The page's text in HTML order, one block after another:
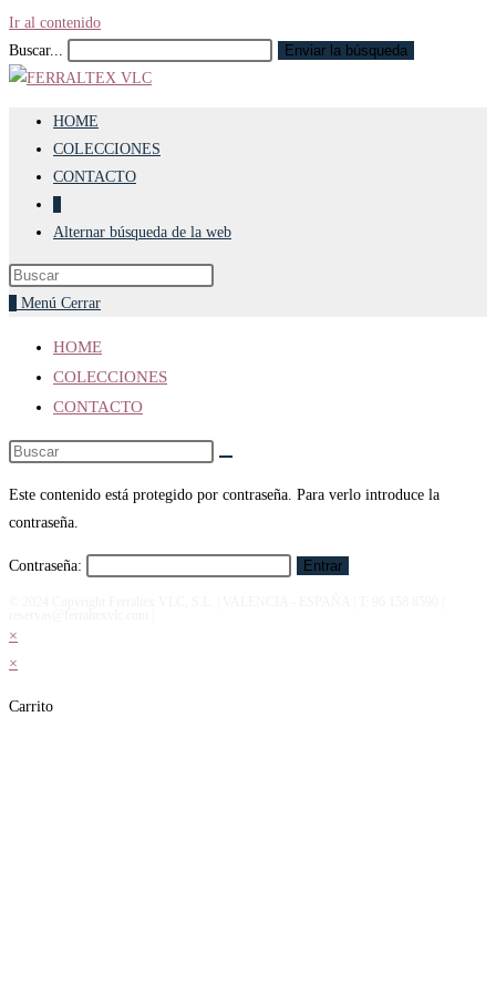
Ir al contenido
Buscar...
Enviar la búsqueda
HOME
COLECCIONES
CONTACTO
Alternar búsqueda de la web
Menú Cerrar
HOME
COLECCIONES
CONTACTO
Este contenido está protegido por contraseña. Para verlo introduce la
contraseña.
Contraseña:
×
×
Carrito